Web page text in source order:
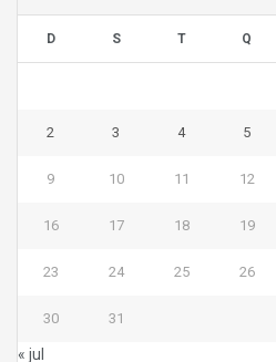
D S T Q
2 3 4 5
9 10 11 12
16 17 18 19
23 24 25 26
30 31
« jul